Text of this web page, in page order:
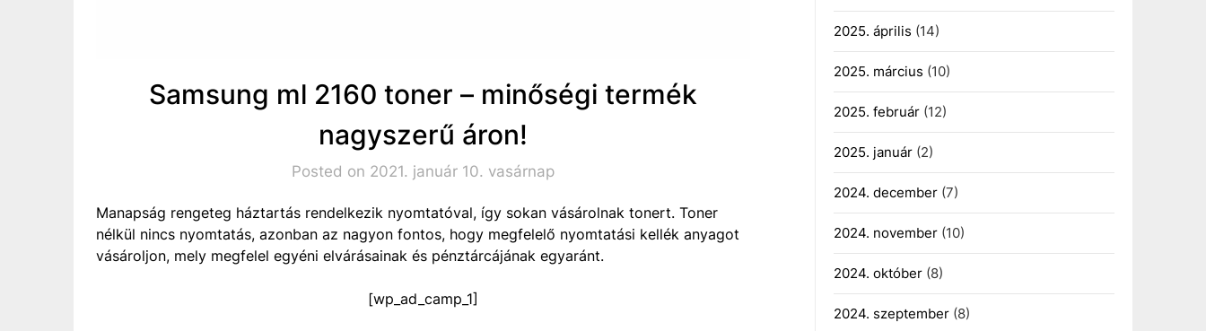
Samsung ml 2160 toner – minőségi termék
nagyszerű áron!
Posted on 2021. január 10. vasárnap
Manapság rengeteg háztartás rendelkezik nyomtatóval, így sokan vásárolnak tonert. Toner
nélkül nincs nyomtatás, azonban az nagyon fontos, hogy megfelelő nyomtatási kellék anyagot
vásároljon, mely megfelel egyéni elvárásainak és pénztárcájának egyaránt.
[wp_ad_camp_1]
2025. április (14)
2025. március (10)
2025. február(12)
2025. január(2)
2024. december(7)
2024. november(10)
2024. október(8)
2024. szeptember(8)